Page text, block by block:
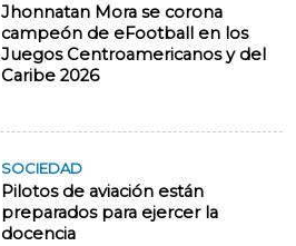
Jhonnatan Mora se corona
campeón de eFootball en los
Juegos Centroamericanos y del
Caribe 2026
SOCIEDAD
Pilotos de aviación están
preparados para ejercer la
docencia